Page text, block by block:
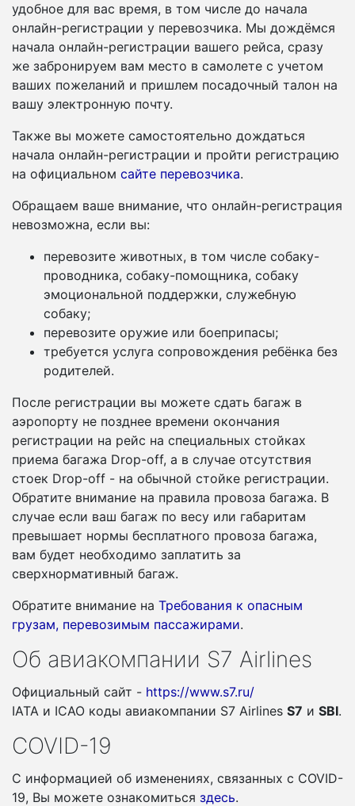
удобное для вас время, в том числе до начала
онлайн-регистрации у перевозчика. Мы дождёмся
начала онлайн-регистрации вашего рейса, сразу
же забронируем вам место в самолете с учетом
ваших пожеланий и пришлем посадочный талон на
вашу электронную почту.
Также вы можете самостоятельно дождаться
начала онлайн-регистрации и пройти регистрацию
на официальном сайте перевозчика.
Обращаем ваше внимание, что онлайн-регистрация
невозможна, если вы:
перевозите животных, в том числе собаку-
проводника, собаку-помощника, собаку
эмоциональной поддержки, служебную
собаку;
перевозите оружие или боеприпасы;
требуется услуга сопровождения ребёнка без
родителей.
После регистрации вы можете сдать багаж в
аэропорту не позднее времени окончания
регистрации на рейс на специальных стойках
приема багажа Drop-off, а в случае отсутствия
стоек Drop-off - на обычной стойке регистрации.
Обратите внимание на правила провоза багажа. В
случае если ваш багаж по весу или габаритам
превышает нормы бесплатного провоза багажа,
вам будет необходимо заплатить за
сверхнормативный багаж.
Обратите внимание на Требования к опасным
грузам, перевозимым пассажирами.
Об авиакомпании S7 Airlines
Официальный сайт - https://www.s7.ru/
IATA и ICAO коды авиакомпании S7 Airlines S7 и SBI.
COVID-19
С информацией об изменениях, связанных c COVID-
19, Вы можете ознакомиться здесь.